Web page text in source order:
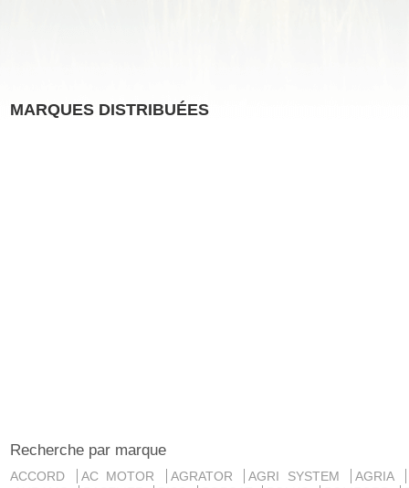
MARQUES DISTRIBUÉES
Recherche par marque
ACCORD AC MOTOR AGRATOR AGRI SYSTEM
AGRIA